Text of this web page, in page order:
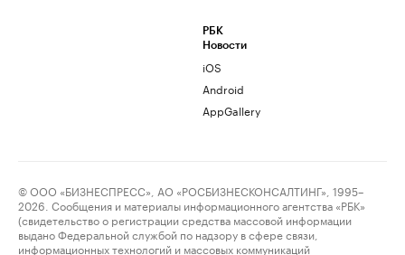
РБК
Новости
iOS
Android
AppGallery
© ООО «БИЗНЕСПРЕСС», АО «РОСБИЗНЕСКОНСАЛТИНГ», 1995–
2026. Сообщения и материалы информационного агентства «РБК»
(свидетельство о регистрации средства массовой информации
выдано Федеральной службой по надзору в сфере связи,
информационных технологий и массовых коммуникаций